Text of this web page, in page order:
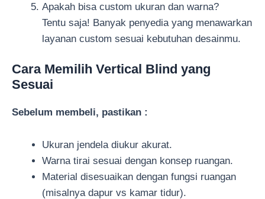
Apakah bisa custom ukuran dan warna?
Tentu saja! Banyak penyedia yang menawarkan
layanan custom sesuai kebutuhan desainmu.
Cara Memilih Vertical Blind yang
Sesuai
Sebelum membeli, pastikan :
Ukuran jendela diukur akurat.
Warna tirai sesuai dengan konsep ruangan.
Material disesuaikan dengan fungsi ruangan
(misalnya dapur vs kamar tidur).